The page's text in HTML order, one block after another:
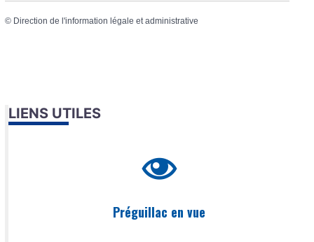
© Direction de l'information légale et administrative
LIENS UTILES
Préguillac en vue